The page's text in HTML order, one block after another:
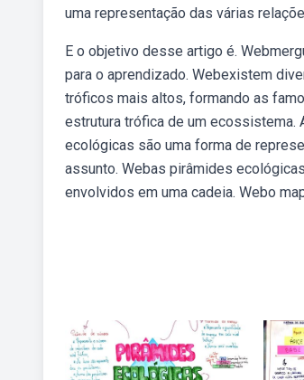
uma representação das várias
E o objetivo desse artigo é.
para o aprendizado. Webexistem
tróficos mais altos, formando as
estrutura trófica de um ecossistema.
ecológicas são uma forma de
assunto. Webas pirâmides
envolvidos em uma cadeia. Webo